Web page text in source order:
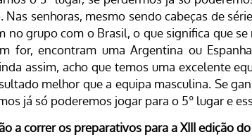
Nas senhoras, mesmo sendo cabeças de
no grupo com o Brasil, o que significa que
for, encontram uma Argentina ou
assim, acho que temos uma excelente
melhor que a equipa masculina. Se
já só poderemos jogar para o 5º lugar e
a correr os preparativos para a XIII edição